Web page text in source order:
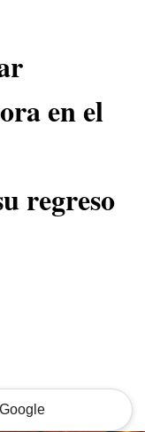
en el
regreso